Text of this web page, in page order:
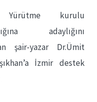
Yürütme kurulu
adaylığını
şair-yazar Dr.Ümit
İzmir destek